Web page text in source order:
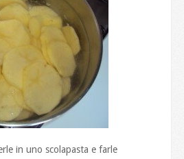
in uno scolapasta e farle